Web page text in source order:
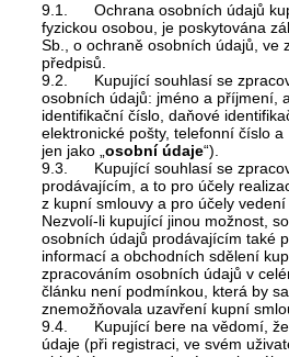
9.1. Ochrana osobních údajů
fyzickou osobou, je poskytována
Sb., o ochraně osobních údajů, ve
předpisů.
9.2. Kupující souhlasí se
osobních údajů: jméno a příjmení,
identifikační číslo, daňové
elektronické pošty, telefonní
jen jako „ osobní údaje“).
9.3. Kupující souhlasí se
prodávajícím, a to pro účely
z kupní smlouvy a pro účely vedení
Nezvolí-li kupující jinou možnost,
osobních údajů prodávajícím také
informací a obchodních sdělení
zpracováním osobních údajů v
článku není podmínkou, která by
znemožňovala uzavření kupní
9.4. Kupující bere na vědomí, že
údaje (při registraci, ve svém